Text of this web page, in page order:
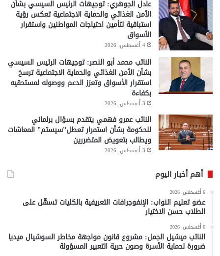
عادل الجوهري: توجيهات الرئيس السيسي بشأن
الأمن الغذائي والحماية الاجتماعية تعكس رؤية
استباقية لتأمين احتياجات المواطنين واستقرار
الأسواق
4 أغسطس، 2026
النائب محمد أبو النصر: توجيهات الرئيس السيسي
بشأن الأمن الغذائي والحماية الاجتماعية ترسخ
استقرار الأسواق وتعزز الدعم ووصوله لمستحقيه
بكفاءة
3 أغسطس، 2026
النائب عمرو فهمي يتقدم بسؤال برلماني
للحكومة بشأن استمرار تعطل”سيستم” المعاشات
ويطالب بتعويض المتضررين
3 أغسطس، 2026
أهم أخبار اليوم
6 أغسطس، 2026
عضو تعليم النواب: الإنفوجرافات التعريفية بالكليات تسهّل على
الطلاب حسن الاختيار
6 أغسطس، 2026
النائب ميشيل الجمل: مشروع قانون مواجهة مخاطر السوشيال ميديا
ضرورة لحماية الأسرة وصون حرية التعبير المسؤولة